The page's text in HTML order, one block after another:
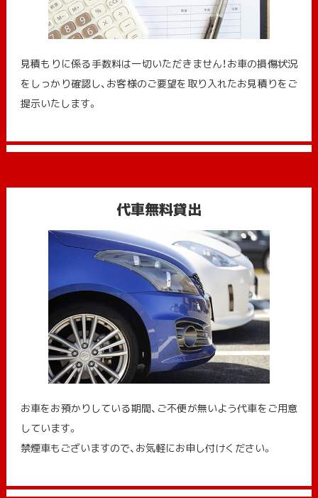
見積もりに係る手数料は一切いただきません！お車の損傷状況
をしっかり確認し、お客様のご要望を取り入れたお見積りをご
提示いたします。
代車無料貸出
お車をお預かりしている期間、ご不便が無いよう代車をご用意
しています。
禁煙車もございますので、お気軽にお申し付けください。